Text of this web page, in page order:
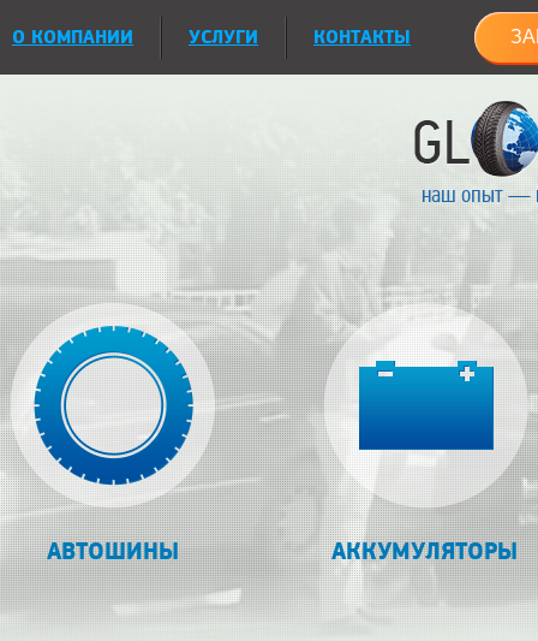
О КОМПАНИИ УСЛУГИ КОНТАКТЫ
наш опыт —
АВТОШИНЫ АККУМУЛЯТОРЫ